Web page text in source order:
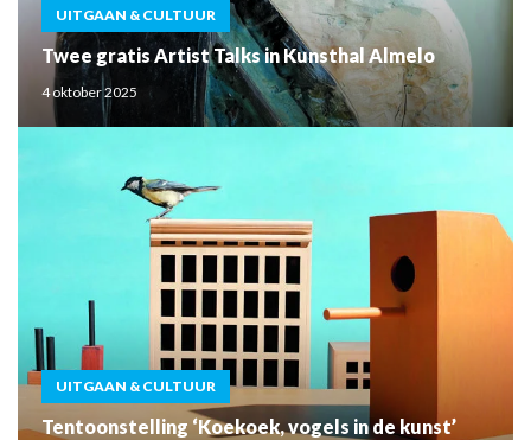
UITGAAN & CULTUUR
Twee gratis Artist Talks in Kunsthal Almelo
4 oktober 2025
UITGAAN & CULTUUR
Tentoonstelling ‘Koekoek, vogels in de kunst’